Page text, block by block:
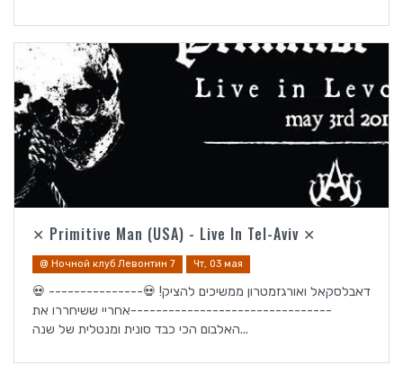
✕ Primitive Man (USA) - Live In Tel-Aviv ✕
@ Ночной клуб Левонтин 7 Чт, 03 мая
💀 דאבלסקאל ואורגזמטרון ממשיכים להציק! 💀---------------
--------------------------------אחריי ששיחררו את
האלבום הכי כבד סונית ומנטלית של שנה...